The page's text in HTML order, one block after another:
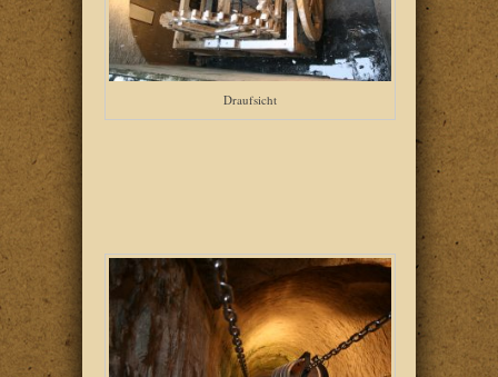
Draufsicht